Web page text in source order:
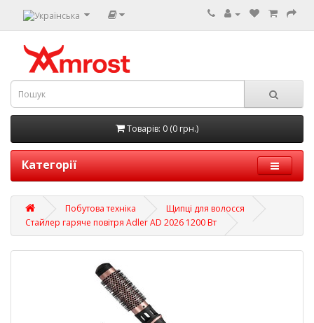
Товарів: 0 (0 грн.)
Категорії
Побутова техніка
Щипці для волосся
Стайлер гаряче повітря Adler AD 2026 1200 Вт